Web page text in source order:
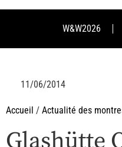
W&W2026
11/06/2014
Accueil / Actualité des
Glashütte